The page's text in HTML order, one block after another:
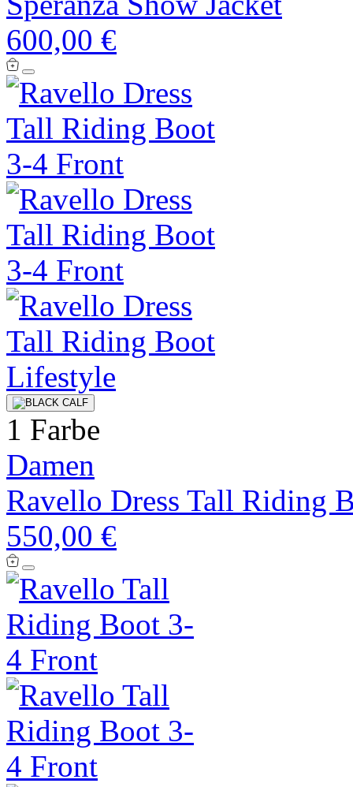
600,00 €
1 Farbe
Damen
Ravello Dress Tall Riding
550,00 €